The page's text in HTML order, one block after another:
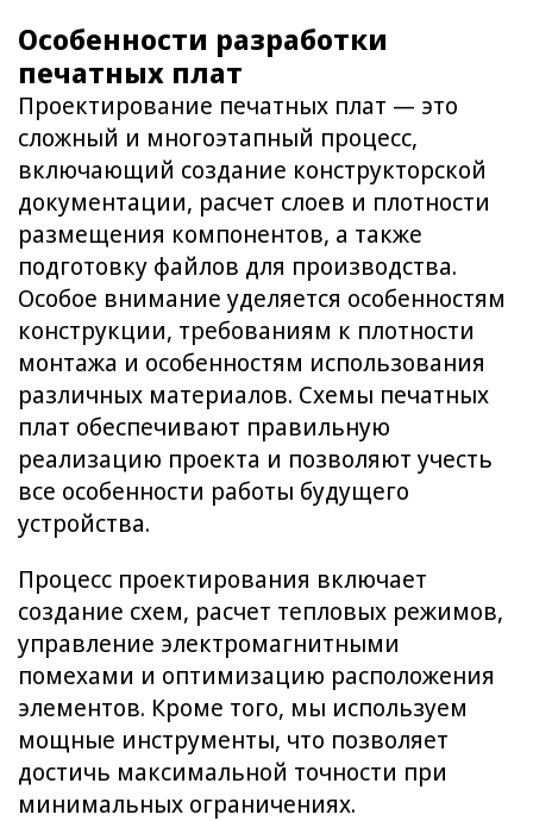
Особенности разработки
печатных плат
Проектирование печатных плат — это
сложный и многоэтапный процесс,
включающий создание конструкторской
документации, расчет слоев и плотности
размещения компонентов, а также
подготовку файлов для производства.
Особое внимание уделяется особенностям
конструкции, требованиям к плотности
монтажа и особенностям использования
различных материалов. Схемы печатных
плат обеспечивают правильную
реализацию проекта и позволяют учесть
все особенности работы будущего
устройства.
Процесс проектирования включает
создание схем, расчет тепловых режимов,
управление электромагнитными
помехами и оптимизацию расположения
элементов. Кроме того, мы используем
мощные инструменты, что позволяет
достичь максимальной точности при
минимальных ограничениях.